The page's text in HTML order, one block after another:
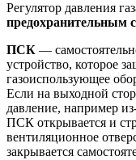
Регулятор давления
предохранительным
ПСК —
устройство, которое
газоиспользующее
Если на выходной
давление, например
ПСК открывается и
вентиляционное
закрывается